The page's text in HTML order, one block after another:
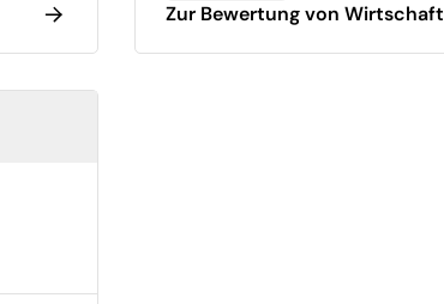
Zur Bewertung von Wirtschaft